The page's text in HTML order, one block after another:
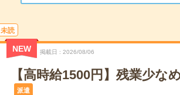
未読
NEW 掲載日 2026/08/06
【高時給1500円】残業少な
派遣